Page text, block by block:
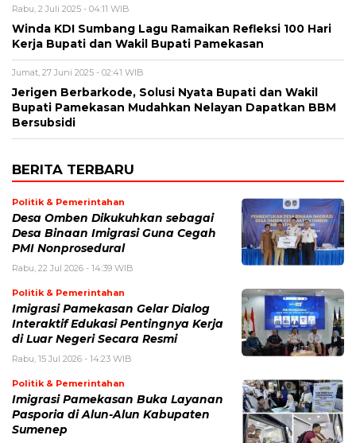
Rabu, 2 Juli 2025 - 04:11 WIB
Winda KDI Sumbang Lagu Ramaikan Refleksi 100 Hari
Kerja Bupati dan Wakil Bupati Pamekasan
Jumat, 27 Juni 2025 - 02:41 WIB
Jerigen Berbarkode, Solusi Nyata Bupati dan Wakil
Bupati Pamekasan Mudahkan Nelayan Dapatkan BBM
Bersubsidi
BERITA TERBARU
Politik & Pemerintahan
Desa Omben Dikukuhkan sebagai
Desa Binaan Imigrasi Guna Cegah
PMI Nonprosedural
Rabu, 22 Jul 2026 - 14:39 WIB
Politik & Pemerintahan
Imigrasi Pamekasan Gelar Dialog
Interaktif Edukasi Pentingnya Kerja
di Luar Negeri Secara Resmi
Rabu, 15 Jul 2026 - 14:23 WIB
Politik & Pemerintahan
Imigrasi Pamekasan Buka Layanan
Pasporia di Alun-Alun Kabupaten
Sumenep